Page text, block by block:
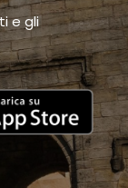
e gli